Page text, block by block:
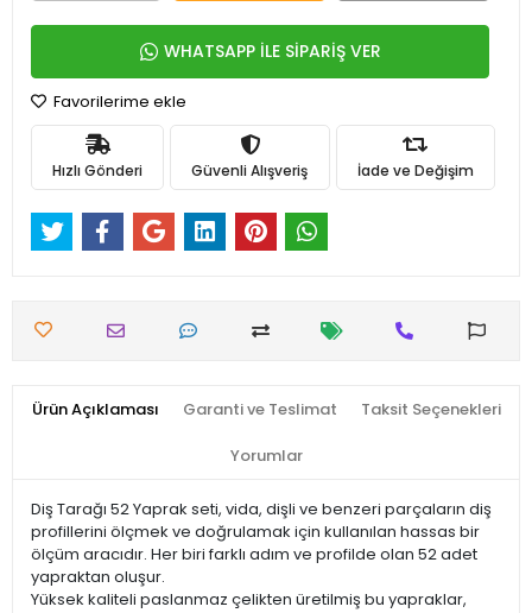
WHATSAPP İLE SİPARİŞ VER
Favorilerime ekle
Hızlı Gönderi Güvenli Alışveriş İade ve Değişim
Ürün Açıklaması Garanti ve Teslimat Taksit Seçenekleri
Yorumlar
Diş Tarağı 52 Yaprak seti, vida, dişli ve benzeri parçaların diş
profillerini ölçmek ve doğrulamak için kullanılan hassas bir
ölçüm aracıdır. Her biri farklı adım ve profilde olan 52 adet
yapraktan oluşur.
Yüksek kaliteli paslanmaz çelikten üretilmiş bu yapraklar,